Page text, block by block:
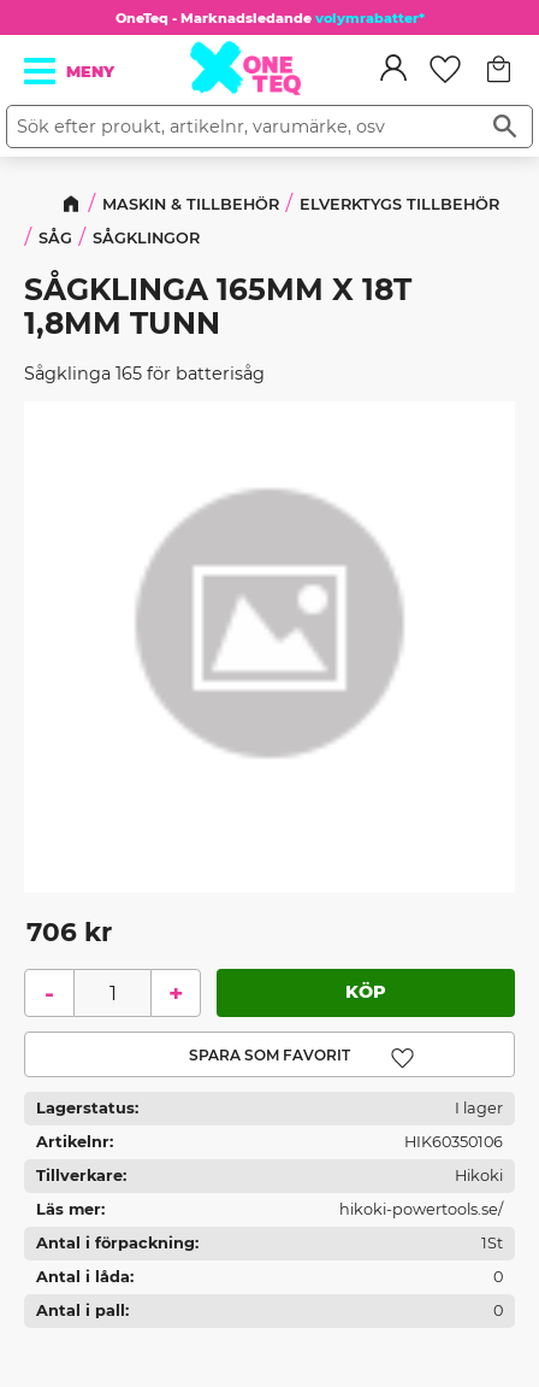
Meny
OneTeq - Marknadsledande volymrabatter*
MASKIN & TILLBEHÖR
ELVERKTYGS TILLBEHÖR
SÅG
SÅGKLINGOR
SÅGKLINGA 165MM X 18T
1,8MM TUNN
Sågklinga 165 för batterisåg
706 kr
+
-
Lägg till i favoriter
Lagerstatus
I lager
Artikelnr
HIK60350106
Tillverkare
Hikoki
Läs mer
hikoki-powertools.se/
Antal i förpackning
1St
Antal i låda
0
Antal i pall
0